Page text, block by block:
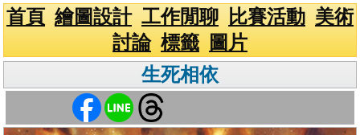
首頁 繪圖設計 工作閒聊 比賽活動 美術
討論 標籤
圖片
生死相依